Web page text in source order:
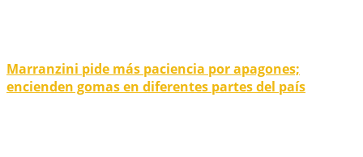
Marranzini pide más paciencia por apagones;
encienden gomas en diferentes partes del país